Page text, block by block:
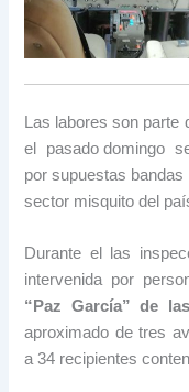
Las labores son
el pasado domingo
por supuestas bandas
sector misquito del
Durante el las
intervenida por
“Paz García” de
aproximado de tres
a 34 recipientes